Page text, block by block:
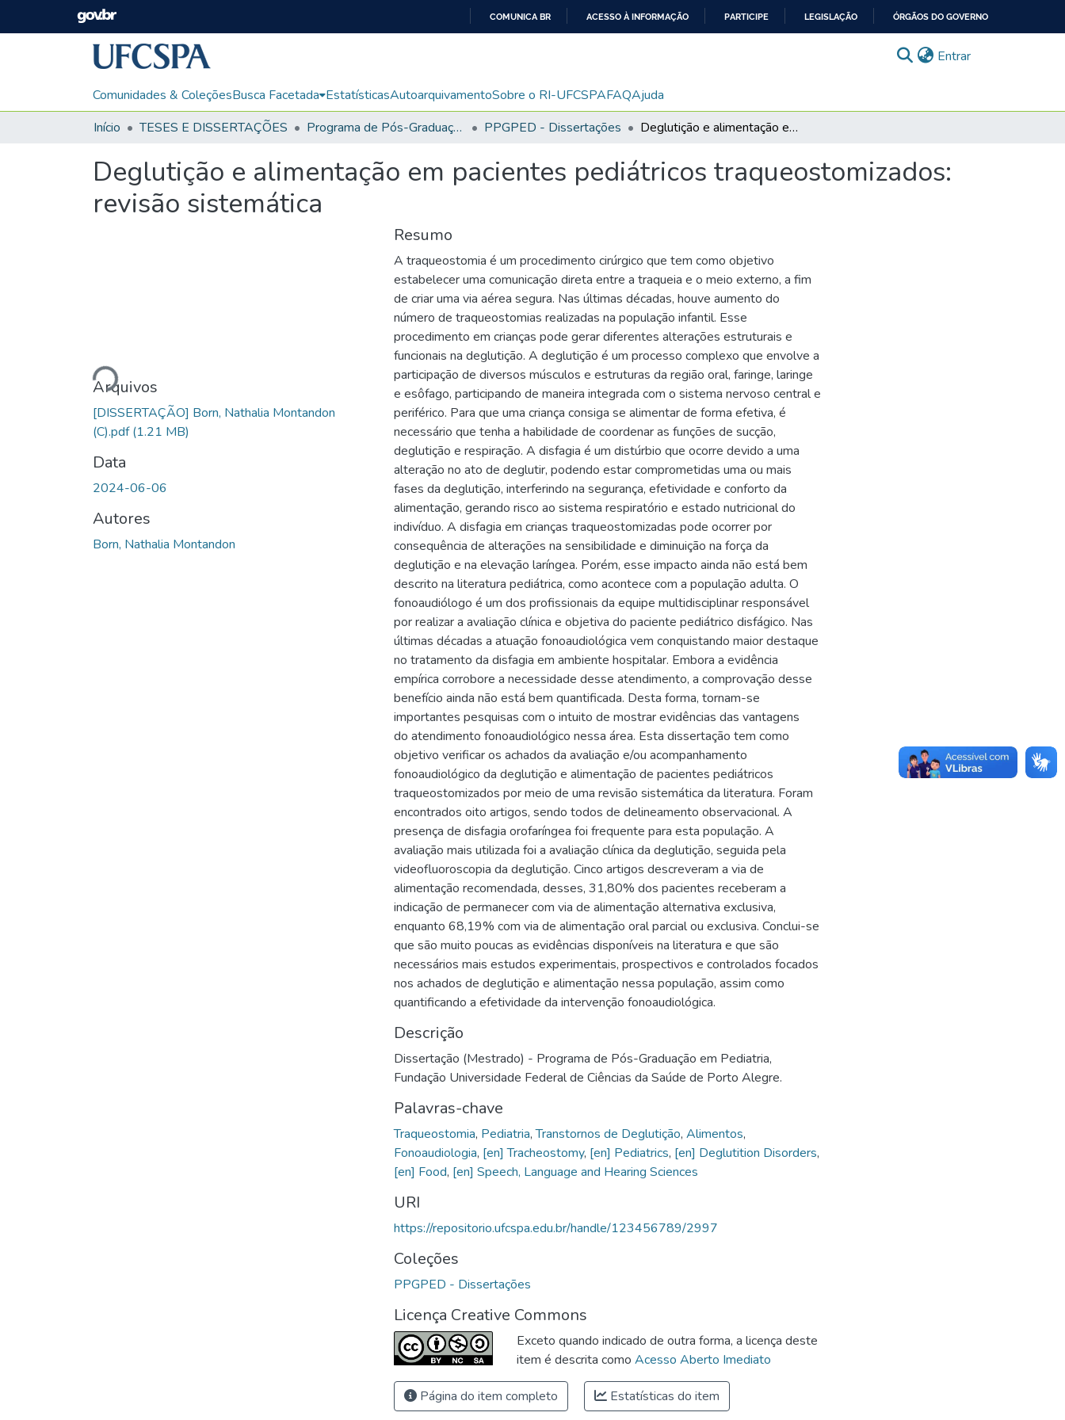
CONTEÚDO
COMUNICA BR ACESSO À INFORMAÇÃO PARTICIPE LEGISLAÇÃO ÓRGÃOS DO GOVERNO
Entrar(current)
Comunidades & ColeçõesBusca Facetada EstatísticasAutoarquivamentoSobre o RI-UFCSPAFAQAjuda
Início
TESES E DISSERTAÇÕES Programa de Pós-Graduação em Pediatria: Atenção à Saúde da Criança e ao Adolescente PPGPED - Dissertações Deglutição e alimentação em pacientes pediátricos traqueostomizados: revisão sistemática
Deglutição e alimentação em pacientes pediátricos traqueostomizados:
revisão sistemática
Carregando...
Arquivos
[DISSERTAÇÃO] Born, Nathalia Montandon
(C).pdf(1.21 MB)
Data
2024-06-06
Autores
Born, Nathalia Montandon
Resumo
A traqueostomia é um procedimento cirúrgico que tem como objetivo
estabelecer uma comunicação direta entre a traqueia e o meio externo, a fim
de criar uma via aérea segura. Nas últimas décadas, houve aumento do
número de traqueostomias realizadas na população infantil. Esse
procedimento em crianças pode gerar diferentes alterações estruturais e
funcionais na deglutição. A deglutição é um processo complexo que envolve a
participação de diversos músculos e estruturas da região oral, faringe, laringe
e esôfago, participando de maneira integrada com o sistema nervoso central e
periférico. Para que uma criança consiga se alimentar de forma efetiva, é
necessário que tenha a habilidade de coordenar as funções de sucção,
deglutição e respiração. A disfagia é um distúrbio que ocorre devido a uma
alteração no ato de deglutir, podendo estar comprometidas uma ou mais
fases da deglutição, interferindo na segurança, efetividade e conforto da
alimentação, gerando risco ao sistema respiratório e estado nutricional do
indivíduo. A disfagia em crianças traqueostomizadas pode ocorrer por
consequência de alterações na sensibilidade e diminuição na força da
deglutição e na elevação laríngea. Porém, esse impacto ainda não está bem
descrito na literatura pediátrica, como acontece com a população adulta. O
fonoaudiólogo é um dos profissionais da equipe multidisciplinar responsável
por realizar a avaliação clínica e objetiva do paciente pediátrico disfágico. Nas
últimas décadas a atuação fonoaudiológica vem conquistando maior destaque
no tratamento da disfagia em ambiente hospitalar. Embora a evidência
empírica corrobore a necessidade desse atendimento, a comprovação desse
benefício ainda não está bem quantificada. Desta forma, tornam-se
importantes pesquisas com o intuito de mostrar evidências das vantagens
do atendimento fonoaudiológico nessa área. Esta dissertação tem como
objetivo verificar os achados da avaliação e/ou acompanhamento
fonoaudiológico da deglutição e alimentação de pacientes pediátricos
traqueostomizados por meio de uma revisão sistemática da literatura. Foram
encontrados oito artigos, sendo todos de delineamento observacional. A
presença de disfagia orofaríngea foi frequente para esta população. A
avaliação mais utilizada foi a avaliação clínica da deglutição, seguida pela
videofluoroscopia da deglutição. Cinco artigos descreveram a via de
alimentação recomendada, desses, 31,80% dos pacientes receberam a
indicação de permanecer com via de alimentação alternativa exclusiva,
enquanto 68,19% com via de alimentação oral parcial ou exclusiva. Conclui-se
que são muito poucas as evidências disponíveis na literatura e que são
necessários mais estudos experimentais, prospectivos e controlados focados
nos achados de deglutição e alimentação nessa população, assim como
quantificando a efetividade da intervenção fonoaudiológica.
Descrição
Dissertação (Mestrado) - Programa de Pós-Graduação em Pediatria,
Fundação Universidade Federal de Ciências da Saúde de Porto Alegre.
Palavras-chave
Traqueostomia, Pediatria,Transtornos de Deglutição, Alimentos,
Fonoaudiologia, [en] Tracheostomy, [en] Pediatrics, [en] Deglutition Disorders,
[en] Food, [en] Speech, Language and Hearing Sciences
URI
https://repositorio.ufcspa.edu.br/handle/123456789/2997
Coleções
PPGPED - Dissertações
Licença Creative Commons
Exceto quando indicado de outra forma, a licença deste
item é descrita como Acesso Aberto Imediato
Página do item completo Estatísticas do item